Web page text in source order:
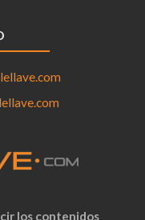
los contenidos